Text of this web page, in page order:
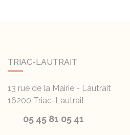
TRIAC-LAUTRAIT
13 rue de la Mairie - Lautrait
16200 Triac-Lautrait
05 45 81 05 41